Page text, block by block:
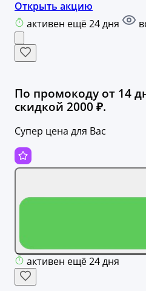
Открыть акцию
активен ещё 24 дня
По промокоду от 14
скидкой 2000 ₽.
Супер цена для Вас
активен ещё 24 дня